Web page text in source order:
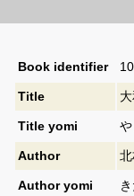
Book identifier
Title
Title yomi
Author
Author yomi